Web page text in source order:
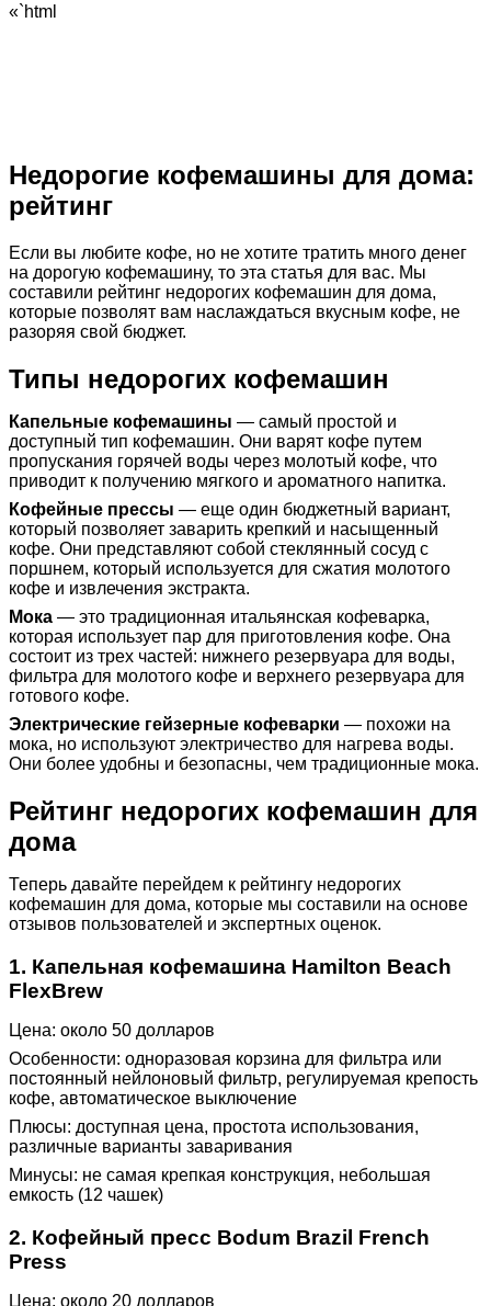
«`html
Недорогие кофемашины для дома:
рейтинг
Если вы любите кофе, но не хотите тратить много денег
на дорогую кофемашину, то эта статья для вас. Мы
составили рейтинг недорогих кофемашин для дома,
которые позволят вам наслаждаться вкусным кофе, не
разоряя свой бюджет.
Типы недорогих кофемашин
Капельные кофемашины — самый простой и
доступный тип кофемашин. Они варят кофе путем
пропускания горячей воды через молотый кофе, что
приводит к получению мягкого и ароматного напитка.
Кофейные прессы — еще один бюджетный вариант,
который позволяет заварить крепкий и насыщенный
кофе. Они представляют собой стеклянный сосуд с
поршнем, который используется для сжатия молотого
кофе и извлечения экстракта.
Мока — это традиционная итальянская кофеварка,
которая использует пар для приготовления кофе. Она
состоит из трех частей: нижнего резервуара для воды,
фильтра для молотого кофе и верхнего резервуара для
готового кофе.
Электрические гейзерные кофеварки — похожи на
мока, но используют электричество для нагрева воды.
Они более удобны и безопасны, чем традиционные мока.
Рейтинг недорогих кофемашин для
дома
Теперь давайте перейдем к рейтингу недорогих
кофемашин для дома, которые мы составили на основе
отзывов пользователей и экспертных оценок.
1. Капельная кофемашина Hamilton Beach
FlexBrew
Цена: около 50 долларов
Особенности: одноразовая корзина для фильтра или
постоянный нейлоновый фильтр, регулируемая крепость
кофе, автоматическое выключение
Плюсы: доступная цена, простота использования,
различные варианты заваривания
Минусы: не самая крепкая конструкция, небольшая
емкость (12 чашек)
2. Кофейный пресс Bodum Brazil French
Press
Цена: около 20 долларов